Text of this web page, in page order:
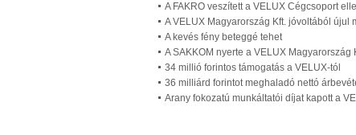
A FAKRO veszített a VELUX Cégcsoport
A VELUX Magyarország Kft. jóvoltából újul
A kevés fény beteggé tehet
A SAKKOM nyerte a VELUX Magyarország
34 millió forintos támogatás a VELUX-tól
36 milliárd forintot meghaladó nettó
Arany fokozatú munkáltatói díjat kapott a